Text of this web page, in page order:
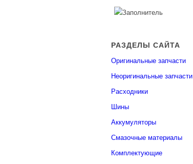
РАЗДЕЛЫ САЙТА
Оригинальные запчасти
Неоригинальные запчасти
Расходники
Шины
Аккумуляторы
Смазочные материалы
Комплектующие